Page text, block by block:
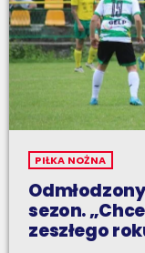
PIŁKA NOŻNA
sezon.
zeszłego